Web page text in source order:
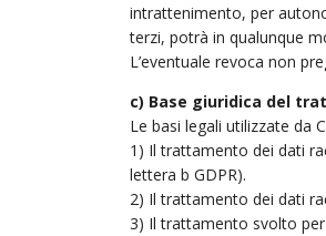
intrattenimento, per
terzi, potrà in qualunque
L’eventuale revoca non
c) Base giuridica del
Le basi legali utilizzate da
1) Il trattamento dei dati
lettera b GDPR).
2) Il trattamento dei dati
3) Il trattamento svolto per